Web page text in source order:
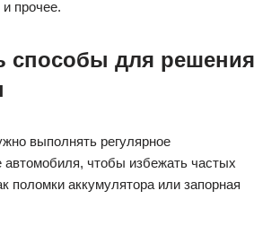
и прочее.
способы для решения
выполнять регулярное
автомобиля, чтобы избежать частых
поломки аккумулятора или запорная